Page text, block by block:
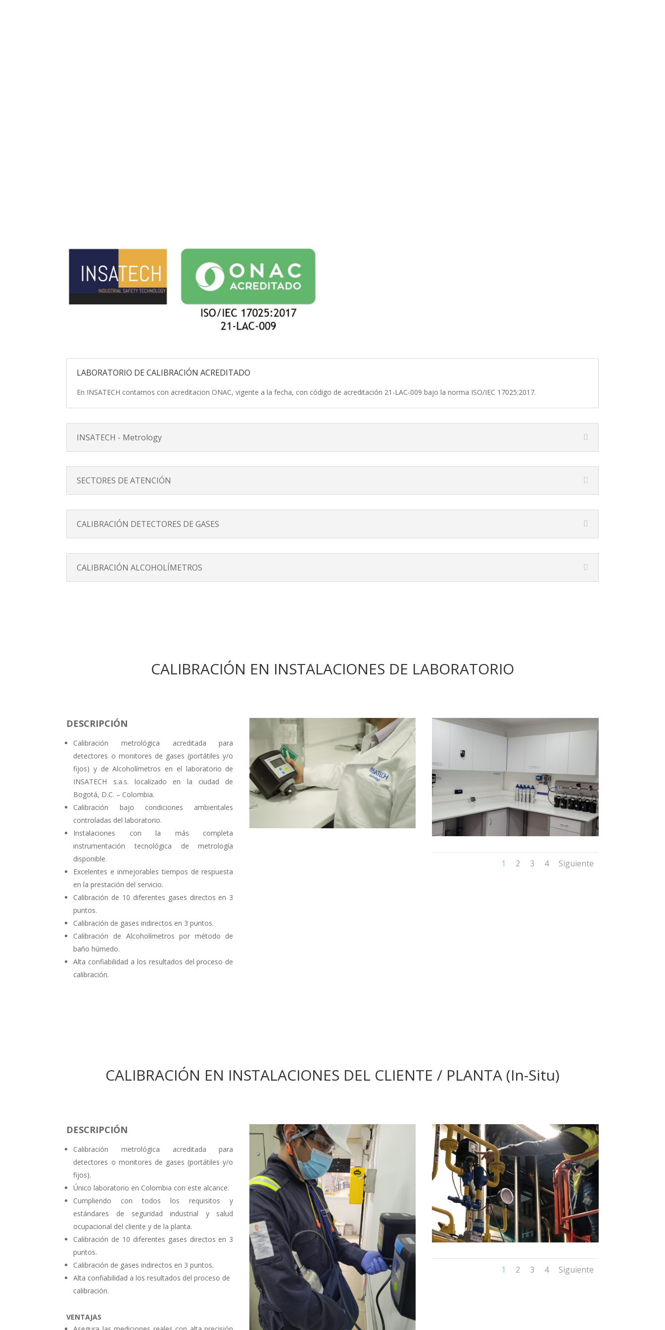
LABORATORIO DE CALIBRACIÓN ACREDITADO
En INSATECH contamos con acreditacion ONAC, vigente a la fecha, con código de acreditación 21-LAC-009 bajo la norma ISO/IEC 17025:2017.
INSATECH - Metrology
SECTORES DE ATENCIÓN
CALIBRACIÓN DETECTORES DE GASES
CALIBRACIÓN ALCOHOLÍMETROS
CALIBRACIÓN EN INSTALACIONES DE LABORATORIO
DESCRIPCIÓN
Calibración metrológica acreditada para
detectores o monitores de gases (portátiles y/o
fijos) y de Alcoholímetros en el laboratorio de
INSATECH s.a.s. localizado en la ciudad de
Bogotá, D.C. – Colombia.
Calibración bajo condiciones ambientales
controladas del laboratorio.
Instalaciones con la más completa
instrumentación tecnológica de metrología
disponible.
Excelentes e inmejorables tiempos de respuesta
en la prestación del servicio.
Calibración de 10 diferentes gases directos en 3
puntos.
Calibración de gases indirectos en 3 puntos.
Calibración de Alcoholímetros por método de
baño húmedo.
Alta confiabilidad a los resultados del proceso de
calibración.
1 2 3 4 Siguiente
CALIBRACIÓN EN INSTALACIONES DEL CLIENTE / PLANTA (In-Situ)
DESCRIPCIÓN
Calibración metrológica acreditada para
detectores o monitores de gases (portátiles y/o
fijos).
Único laboratorio en Colombia con este alcance.
Cumpliendo con todos los requisitos y
estándares de seguridad industrial y salud
ocupacional del cliente y de la planta.
Calibración de 10 diferentes gases directos en 3
puntos.
Calibración de gases indirectos en 3 puntos.
Alta confiabilidad a los resultados del proceso de
calibración.
VENTAJAS
1 2 3 4 Siguiente